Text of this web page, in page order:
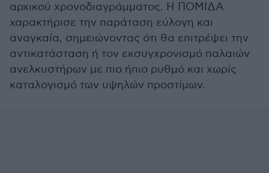
αρχικού χρονοδιαγράμματος. Η ΠΟΜΙΔΑ
χαρακτήρισε την παράταση εύλογη και
αναγκαία, σημειώνοντας ότι θα επιτρέψει την
αντικατάσταση ή τον εκσυγχρονισμό παλαιών
ανελκυστήρων με πιο ήπιο ρυθμό και χωρίς
καταλογισμό των υψηλών προστίμων.